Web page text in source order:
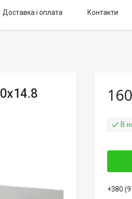
Доставка і оплата Контакти
В
+380